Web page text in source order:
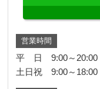
営業時間
平 日 9:00～20:00
土日祝 9:00～18:00